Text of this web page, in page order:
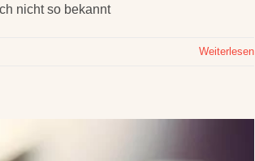
nicht so bekannt
Weiterlesen